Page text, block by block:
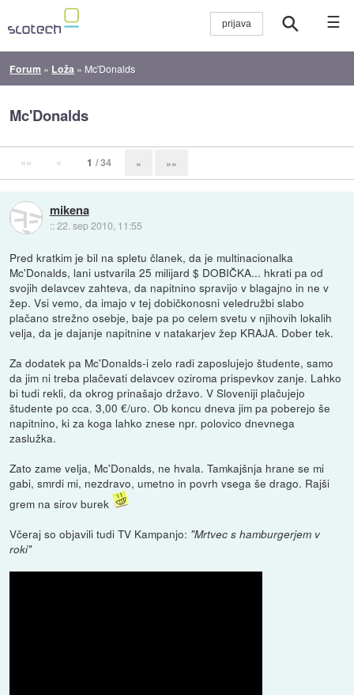
☰
Forum » Loža » Mc'Donalds
Mc'Donalds
«« « 1 / 34 » »»
mikena
::22. sep 2010, 11:55
Pred kratkim je bil na spletu članek, da je multinacionalka
Mc'Donalds, lani ustvarila 25 milijard $ DOBIČKA... hkrati pa od
svojih delavcev zahteva, da napitnino spravijo v blagajno in ne v
žep. Vsi vemo, da imajo v tej dobičkonosni veledružbi slabo
plačano strežno osebje, baje pa po celem svetu v njihovih lokalih
velja, da je dajanje napitnine v natakarjev žep KRAJA. Dober tek.
Za dodatek pa Mc'Donalds-i zelo radi zaposlujejo študente, samo
da jim ni treba plačevati delavcev oziroma prispevkov zanje. Lahko
bi tudi rekli, da okrog prinašajo državo. V Sloveniji plačujejo
študente po cca. 3,00 €/uro. Ob koncu dneva jim pa poberejo še
napitnino, ki za koga lahko znese npr. polovico dnevnega
zaslužka.
Zato zame velja, Mc'Donalds, ne hvala. Tamkajšnja hrane se mi
gabi, smrdi mi, nezdravo, umetno in povrh vsega še drago. Rajši
grem na sirov burek
Včeraj so objavili tudi TV Kampanjo: "Mrtvec s hamburgerjem v
roki"